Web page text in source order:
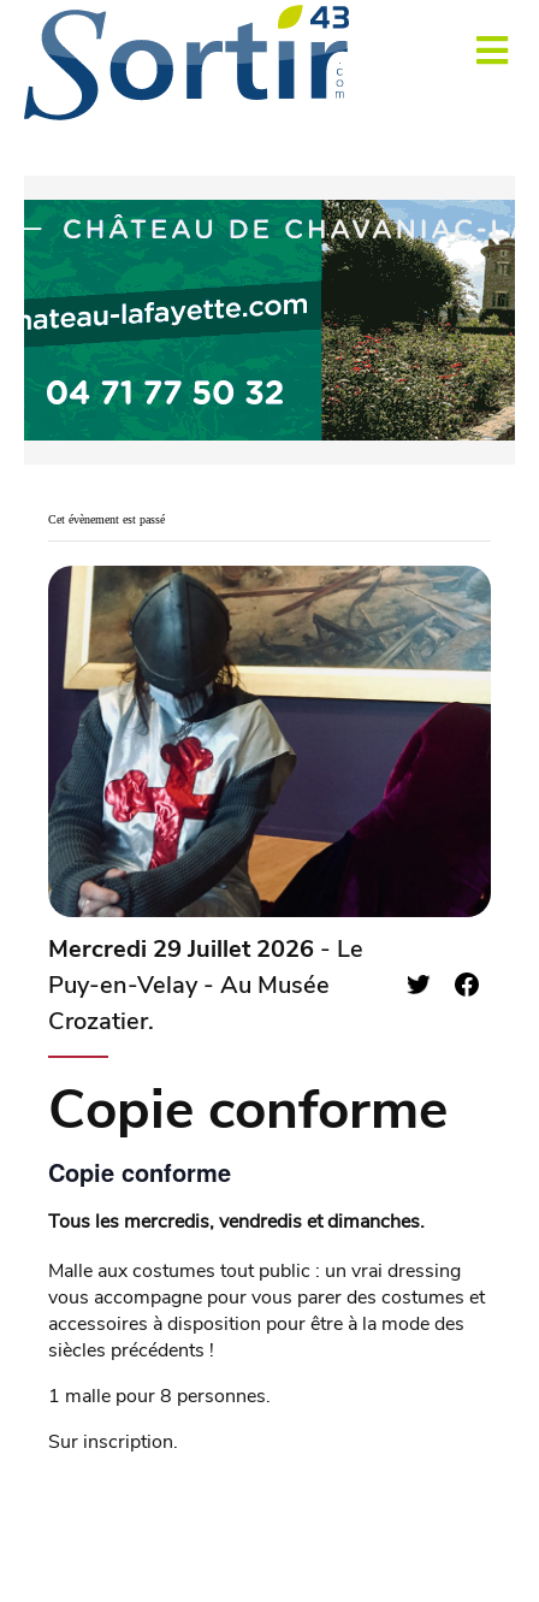
Cet évènement est passé
Mercredi 29 Juillet 2026 - Le
Puy-en-Velay - Au Musée
Crozatier.
Copie conforme
Copie conforme
Tous les mercredis, vendredis et dimanches.
Malle aux costumes tout public : un vrai dressing
vous accompagne pour vous parer des costumes et
accessoires à disposition pour être à la mode des
siècles précédents !
1 malle pour 8 personnes.
Sur inscription.